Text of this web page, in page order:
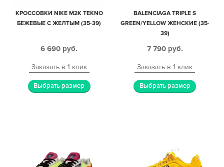
КРОССОВКИ NIKE M2K TEKNO
БЕЖЕВЫЕ С ЖЕЛТЫМ (35-39)
6 690 руб.
Заказать в 1 клик
Выбрать размер
BALENCIAGA TRIPLE S
GREEN/YELLOW ЖЕНСКИЕ (35-
39)
7 790 руб.
Заказать в 1 клик
Выбрать размер